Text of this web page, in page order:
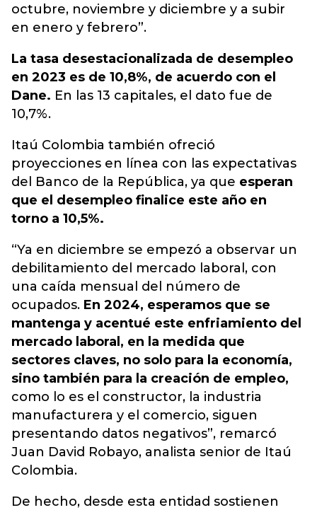
octubre, noviembre y diciembre y a subir
en enero y febrero”.
La tasa desestacionalizada de desempleo
en 2023 es de 10,8%, de acuerdo con el
Dane. En las 13 capitales, el dato fue de
10,7%.
Itaú Colombia también ofreció
proyecciones en línea con las expectativas
del Banco de la República, ya que esperan
que el desempleo finalice este año en
torno a 10,5%.
“Ya en diciembre se empezó a observar un
debilitamiento del mercado laboral, con
una caída mensual del número de
ocupados. En 2024, esperamos que se
mantenga y acentué este enfriamiento del
mercado laboral, en la medida que
sectores claves, no solo para la economía,
sino también para la creación de empleo,
como lo es el constructor, la industria
manufacturera y el comercio, siguen
presentando datos negativos”, remarcó
Juan David Robayo, analista senior de Itaú
Colombia.
De hecho, desde esta entidad sostienen